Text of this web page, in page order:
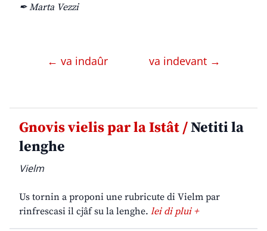
✒ Marta Vezzi
← va indaûr va indevant →
Gnovis vielis par la Istât /Netiti la
lenghe
Vielm
Us tornin a proponi une rubricute di Vielm par
rinfrescasi il cjâf su la lenghe. lei di plui +